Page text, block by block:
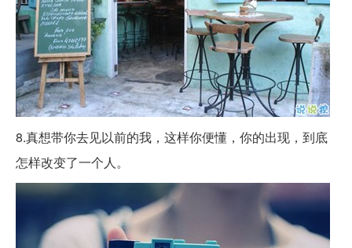
8.真想带你去见以前的我，这样你便懂，你的出现，到底
怎样改变了一个人。 ​​​​